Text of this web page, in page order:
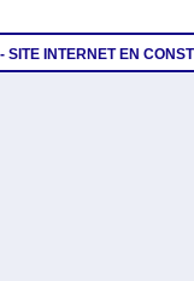
SITE INTERNET EN